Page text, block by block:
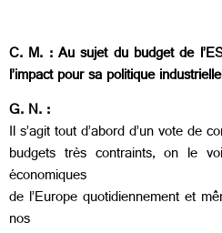
C. M. : Au sujet du budget de
l’impact pour sa politique
G. N. :
Il s’agit tout d’abord d’un vote de
budgets très contraints, on le
économiques
de l’Europe quotidiennement et
nos